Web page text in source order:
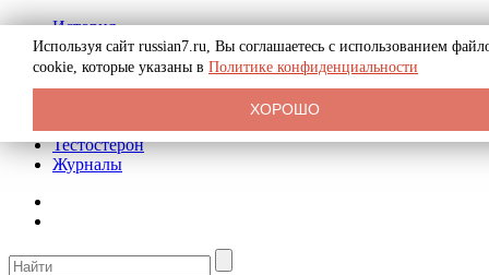
История
Биография
Криминал
Реклама на сайте
Тестостерон
Журналы
Используя сайт russian7.ru, Вы соглашаетесь с использованием
cookie, которые указаны в Политике конфиденциальности
ХОРОШО